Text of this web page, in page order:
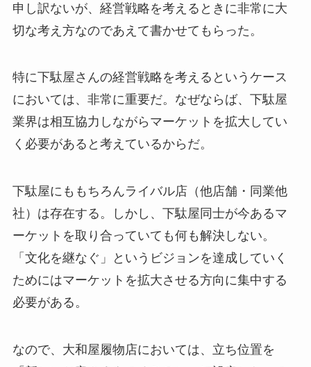
申し訳ないが、経営戦略を考えるときに非常に大
切な考え方なのであえて書かせてもらった。
特に下駄屋さんの経営戦略を考えるというケース
においては、非常に重要だ。なぜならば、下駄屋
業界は相互協力しながらマーケットを拡大してい
く必要があると考えているからだ。
下駄屋にももちろんライバル店（他店舗・同業他
社）は存在する。しかし、下駄屋同士が今あるマ
ーケットを取り合っていても何も解決しない。
「文化を継なぐ」というビジョンを達成していく
ためにはマーケットを拡大させる方向に集中する
必要がある。
なので、大和屋履物店においては、立ち位置を